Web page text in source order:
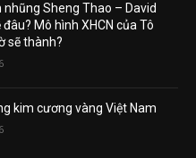
nhũng Sheng Thao – David
đâu? Mô hình XHCN của Tô
sẽ thành?
kim cương vàng Việt Nam